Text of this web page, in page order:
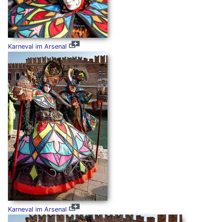
Karneval im Arsenal
Karneval im Arsenal